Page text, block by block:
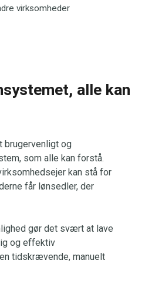
virksomheder
alle kan
brugervenligt og
som alle kan forstå.
kan stå for
får lønsedler, der
gør det svært at lave
og effektiv
tidskrævende, manuelt